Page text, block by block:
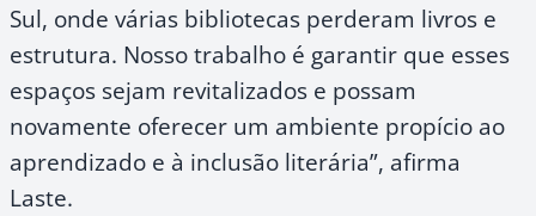
Sul, onde várias bibliotecas perderam livros e
estrutura. Nosso trabalho é garantir que esses
espaços sejam revitalizados e possam
novamente oferecer um ambiente propício ao
aprendizado e à inclusão literária”, afirma
Laste.